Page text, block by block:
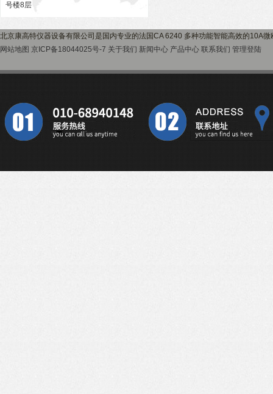
号楼8层
北京康高特仪器设备有限公司是国内专业的法国CA 6240 多种功能智能高效的10A
网站地图 京ICP备18044025号-7 关于我们 新闻中心 产品中心 联系我们 管理登陆